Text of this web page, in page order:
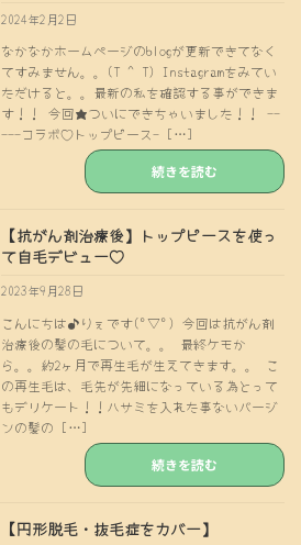
2024年2月2日
なかなかホームページのblogが更新できてなく
てすみません。。(T ^ T) Instagramをみてい
ただけると。。最新の私を確認する事ができま
す！！ 今回★ついにできちゃいました！！ --
---コラボ♡トップピース- […]
続きを読む
【抗がん剤治療後】トップピースを使っ
て自毛デビュー♡
2023年9月28日
こんにちは♪りぇです(°▽°) 今回は抗がん剤
治療後の髪の毛について。。 最終ケモか
ら。。約2ヶ月で再生毛が生えてきます。。 こ
の再生毛は、毛先が先細になっている為とって
もデリケート！！ハサミを入れた事ないバージ
ンの髪の […]
続きを読む
【円形脱毛・抜毛症をカバー】